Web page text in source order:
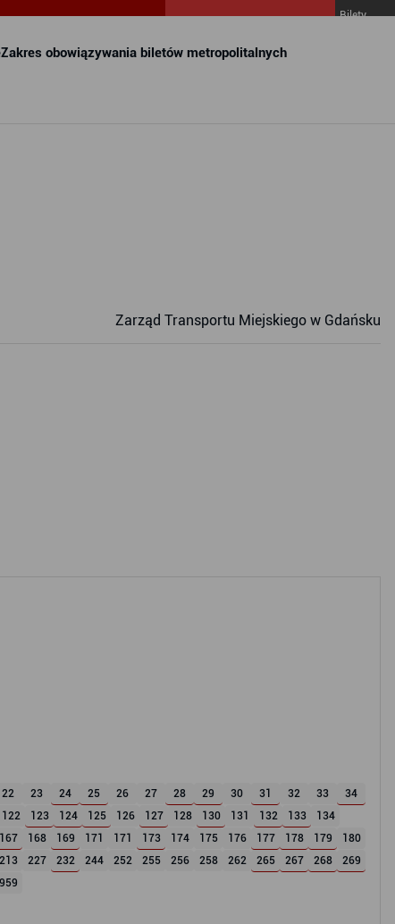
Zakres obowiązywania biletów metropolitalnych
Bilety
22 23 24 25 26 27 28 29 30 31 32 33
34
122 123 124 125 126 127 128 130 131 132 133
134
167 168 169 171 171 173 174 175 176 177 178 179
180
213 227 232 244 252 255 256 258 262 265 267 268
269
959
Zarząd Transportu Miejskiego w Gdańsku